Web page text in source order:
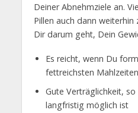
Deiner Abnehmziele an.
Pillen auch dann
Dir darum geht, Dein
Es reicht, wenn Du
fettreichsten
Gute Verträglichkeit,
langfristig möglich ist